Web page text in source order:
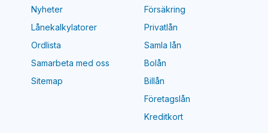
Nyheter
Lånekalkylatorer
Ordlista
Samarbeta med oss
Sitemap
Försäkring
Privatlån
Samla lån
Bolån
Billån
Företagslån
Kreditkort